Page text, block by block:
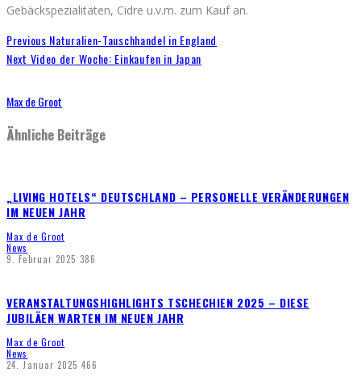
Gebäckspezialitäten, Cidre u.v.m. zum Kauf an.
Previous Naturalien-Tauschhandel in England
Next Video der Woche: Einkaufen in Japan
Max de Groot
Ähnliche Beiträge
„LIVING HOTELS“ DEUTSCHLAND – PERSONELLE VERÄNDERUNGEN
IM NEUEN JAHR
Max de Groot
News
9. Februar 2025 386
VERANSTALTUNGSHIGHLIGHTS TSCHECHIEN 2025 – DIESE
JUBILÄEN WARTEN IM NEUEN JAHR
Max de Groot
News
24. Januar 2025 466